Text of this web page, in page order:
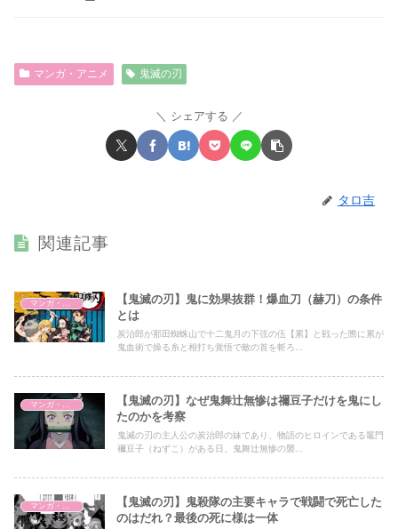
マンガ・アニメ 鬼滅の刃
シェアする
タロ吉
関連記事
マンガ・アニメ
【鬼滅の刃】鬼に効果抜群！爆血刀（赫刀）の条件
とは
炭治郎が那田蜘蛛山で十二鬼月の下弦の伍【累】と戦った際に累が
鬼血術で操る糸と相打ち覚悟で敵の首を斬ろ...
マンガ・アニメ
【鬼滅の刃】なぜ鬼舞辻無惨は禰豆子だけを鬼にし
たのかを考察
鬼滅の刃の主人公の炭治郎の妹であり、物語のヒロインである竈門
禰豆子（ねずこ）がある日、鬼舞辻無惨の襲...
マンガ・アニメ
【鬼滅の刃】鬼殺隊の主要キャラで戦闘で死亡した
のはだれ？最後の死に様は一体